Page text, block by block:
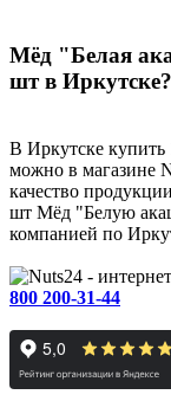
Мёд "Белая
шт в Иркутске?
В Иркутске
можно в магазине
качество
шт Мёд "Белую
компанией по
800 200-31-44